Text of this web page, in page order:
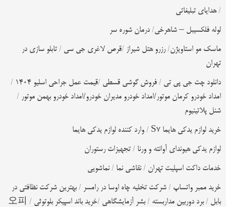
/هدایای تبلیغاتی
لوله فلکسیبل – شاهرخی/ درمان شوره سر
ماسک مو استاویژن/رزرو هتل شیراز /قرص لاغری جی سی / تابلو سازی در
تهران
دانلود چت جی پی تی / فروش گوشی قسطی /قیمت عمل جراحی اسلیو 1404
/
امداد خودرو کرمان موتور/امداد خودرو مدیران خودرو/امداد خودرو بهمن موتور /
شنل پلاتینیوم
خرید لوازم یدکی هایما S7
/ وارد کننده لوازم یدکی هایما
لوازم یدکی هیوندای آوانته و ورنا / تجهیزات رستوران
خدمات داکت اسپلیت تهران / نقاشی نما / نماشویی
خرید ممبر واتساپ / شرکت تخلیه چاه اوسا در رامسر / بهترین شرکت نظافتی در
بابل / برد دوربین مداربسته / بشر آزمایشگاهی /خرید باند اسپیکر بلوتوثی /
오피